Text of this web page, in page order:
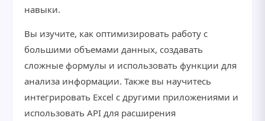
навыки.
Вы изучите, как оптимизировать работу с
большими объемами данных, создавать
сложные формулы и использовать функции для
анализа информации. Также вы научитесь
интегрировать Excel с другими приложениями и
использовать API для расширения